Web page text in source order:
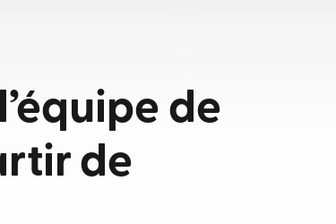
de
de